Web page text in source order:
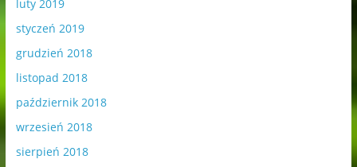
luty 2019
styczeń 2019
grudzień 2018
listopad 2018
październik 2018
wrzesień 2018
sierpień 2018